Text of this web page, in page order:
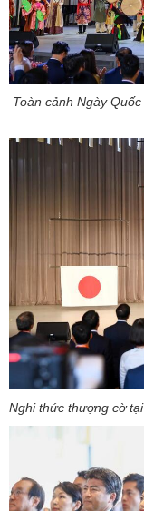
Toàn cảnh Ngày
Nghi thức thượng cờ tại